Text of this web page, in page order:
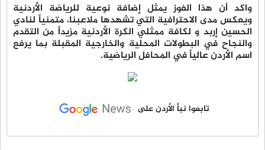
واكد أن هذا الفوز يمثل إضافة نوعية للرياضة الأردنية
ويعكس مدى الاحترافية التي تشهدها ملاعبنا، متمنياً لنادي
الحسين إربد و لكافة ممثلي الكرة الأردنية مزيداً من التقدم
والنجاح في البطولات المحلية والخارجية المقبلة بما يرفع
اسم الأردن عالياً في المحافل الرياضية.
تابعوا نبأ الأردن على